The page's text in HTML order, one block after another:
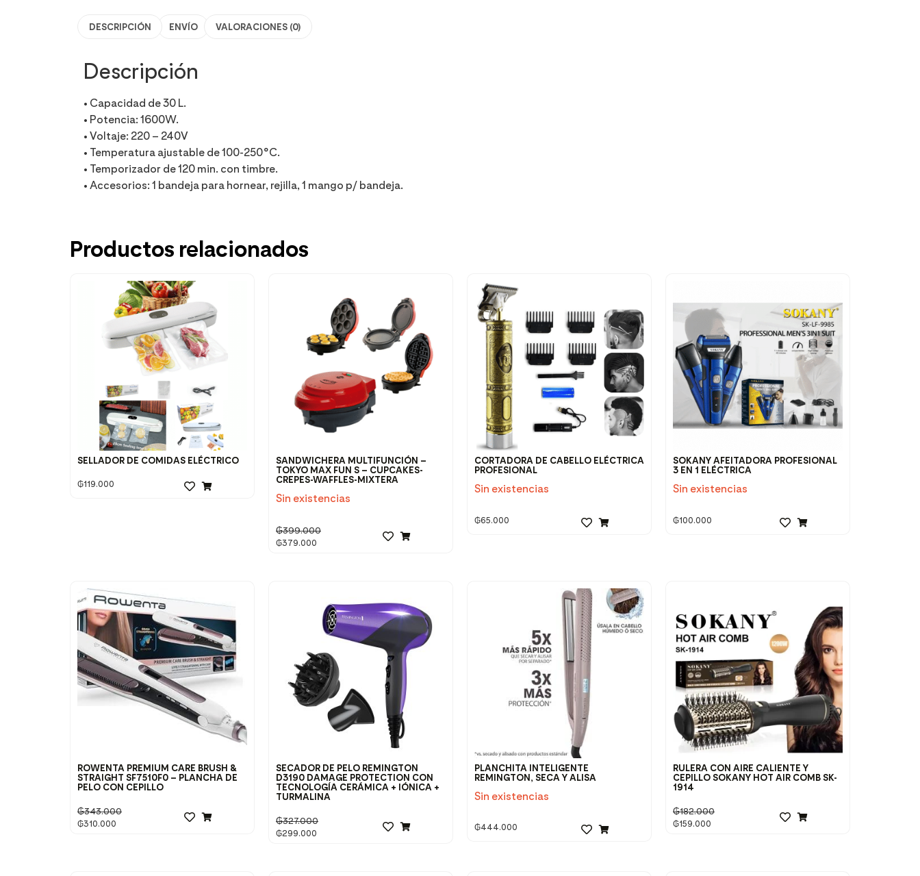
DESCRIPCIÓN ENVÍO VALORACIONES (0)
Descripción
• Capacidad de 30 L.
• Potencia: 1600W.
• Voltaje: 220 – 240V
• Temperatura ajustable de 100-250°C.
• Temporizador de 120 min. con timbre.
• Accesorios: 1 bandeja para hornear, rejilla, 1 mango p/ bandeja.
Productos relacionados
SELLADOR DE COMIDAS ELÉCTRICO
₲119.000
SANDWICHERA MULTIFUNCIÓN –
TOKYO MAX FUN S – CUPCAKES-
CREPES-WAFFLES-MIXTERA
Sin existencias
₲399.000
₲379.000
CORTADORA DE CABELLO ELÉCTRICA
PROFESIONAL
Sin existencias
₲65.000
SOKANY AFEITADORA PROFESIONAL
3 EN 1 ELÉCTRICA
Sin existencias
₲100.000
ROWENTA PREMIUM CARE BRUSH &
STRAIGHT SF7510F0 – PLANCHA DE
PELO CON CEPILLO
₲343.000
₲310.000
SECADOR DE PELO REMINGTON
D3190 DAMAGE PROTECTION CON
TECNOLOGÍA CERÁMICA + IÓNICA +
TURMALINA
₲327.000
₲299.000
PLANCHITA INTELIGENTE
REMINGTON, SECA Y ALISA
Sin existencias
₲444.000
RULERA CON AIRE CALIENTE Y
CEPILLO SOKANY HOT AIR COMB SK-
1914
₲182.000
₲159.000